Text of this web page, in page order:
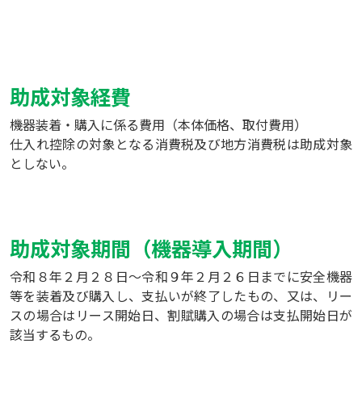
助成対象経費
機器装着・購入に係る費用（本体価格、取付費用）
仕入れ控除の対象となる消費税及び地方消費税は助成対象
としない。
助成対象期間（機器導入期間）
令和８年２月２８日～令和９年２月２６日までに安全機器
等を装着及び購入し、支払いが終了したもの、又は、リー
スの場合はリース開始日、割賦購入の場合は支払開始日が
該当するもの。